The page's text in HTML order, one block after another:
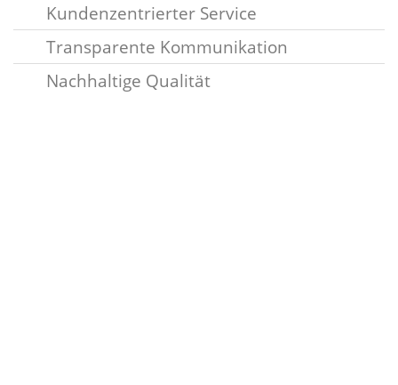
Kundenzentrierter Service
Transparente Kommunikation
Nachhaltige Qualität